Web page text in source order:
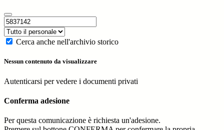
Cerca anche nell'archivio storico
Nessun contenuto da visualizzare
Autenticarsi per vedere i documenti privati
Conferma adesione
Per questa comunicazione è richiesta un'adesione.